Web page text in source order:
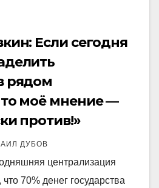
Если сегодня
рядом
моё мнение —
против!»
ДУБОВ
централизация
70% денег государства